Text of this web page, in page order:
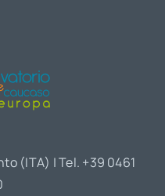
(ITA) | Tel. +39 0461